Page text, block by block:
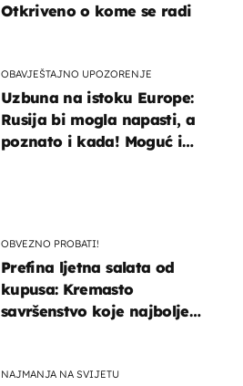
Otkriveno o kome se radi
OBAVJEŠTAJNO UPOZORENJE
Uzbuna na istoku Europe:
Rusija bi mogla napasti, a
poznato i kada! Moguć i
OBVEZNO PROBATI!
Prefina ljetna salata od
kupusa: Kremasto
savršenstvo koje najbolje
NAJMANJA NA SVIJETU